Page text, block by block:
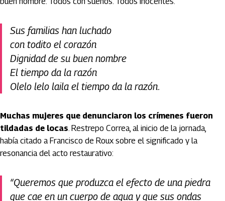
Sus familias han luchado
con todito el corazón
Dignidad de su buen nombre
El tiempo da la razón
Olelo lelo laila el tiempo da la razón.
Muchas mujeres que denunciaron los crímenes fueron
tildadas de locas . Restrepo Correa, al inicio de la jornada,
había citado a Francisco de Roux sobre el significado y la
resonancia del acto restaurativo:
“Queremos que produzca el efecto de una piedra
que cae en un cuerpo de agua y que sus ondas